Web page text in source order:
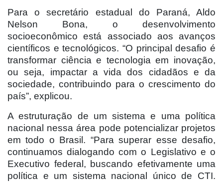
Para o secretário estadual do Paraná, Aldo
Nelson Bona, o desenvolvimento
socioeconômico está associado aos avanços
científicos e tecnológicos. “O principal desafio é
transformar ciência e tecnologia em inovação,
ou seja, impactar a vida dos cidadãos e da
sociedade, contribuindo para o crescimento do
país”, explicou.
A estruturação de um sistema e uma política
nacional nessa área pode potencializar projetos
em todo o Brasil. “Para superar esse desafio,
continuamos dialogando com o Legislativo e o
Executivo federal, buscando efetivamente uma
política e um sistema nacional único de CTI.